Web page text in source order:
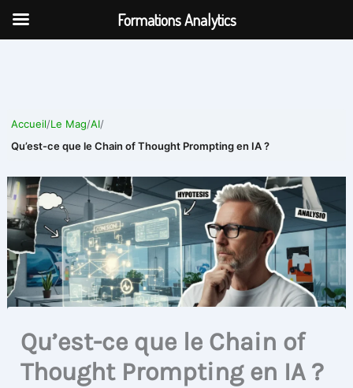
Aller
Accueil/Le Mag/AI/
Qu’est-ce que le Chain of Thought Prompting en IA ?
Qu’est-ce que le Chain of
Thought Prompting en IA ?
Formations Analytics